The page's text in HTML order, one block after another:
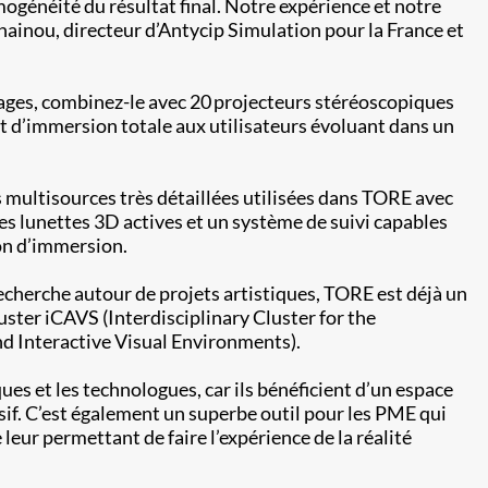
du résultat final. Notre expérience et notre
directeur d’Antycip Simulation pour la France et
combinez-le avec 20 projecteurs stéréoscopiques
totale aux utilisateurs évoluant dans un
très détaillées utilisées dans TORE avec
lunettes 3D actives et un système de suivi capables
d’immersion.
autour de projets artistiques, TORE est déjà un
iCAVS (Interdisciplinary Cluster for the
Interactive Visual Environments).
et les technologues, car ils bénéficient d’un espace
C’est également un superbe outil pour les PME qui
permettant de faire l’expérience de la réalité